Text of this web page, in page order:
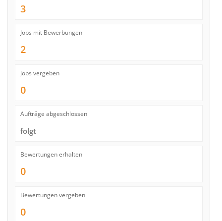
3
Jobs mit Bewerbungen
2
Jobs vergeben
0
Aufträge abgeschlossen
folgt
Bewertungen erhalten
0
Bewertungen vergeben
0